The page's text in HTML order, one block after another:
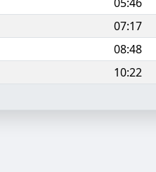
07:17
08:48
10:22